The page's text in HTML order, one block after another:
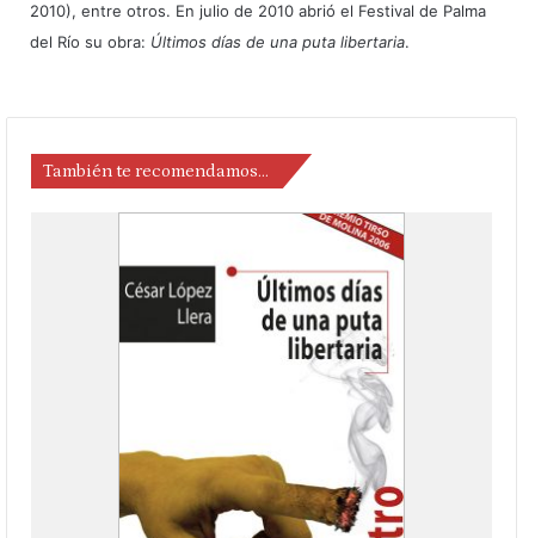
2010), entre otros. En julio de 2010 abrió el Festival de Palma
del Río su obra: Últimos días de una puta libertaria.
También te recomendamos…